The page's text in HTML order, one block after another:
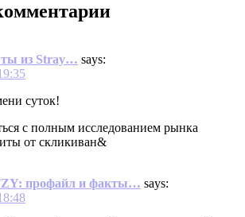
ты из Stray… says:
суток!
с полным исследованием рынка
от скликиван&
профайл и факты… says: